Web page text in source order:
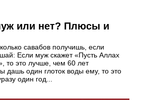
или нет? Плюсы и
савабов получишь, если
Если муж скажет «Пусть Аллах
то это лучше, чем 60 лет
дашь один глоток воды ему, то это
один год...